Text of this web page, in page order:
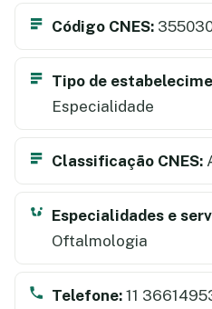
Código CNES:
Tipo de
Especialidade
Classificação CNES:
Especialidades e
Oftalmologia
Telefone: 11